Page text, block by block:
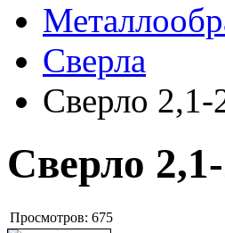
Сверла
Сверло 2,1-
Сверло
Просмотров: 675